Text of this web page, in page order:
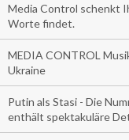
Media Control schenkt
Worte findet.
MEDIA CONTROL
Ukraine
Putin als Stasi - Die
enthält spektakuläre